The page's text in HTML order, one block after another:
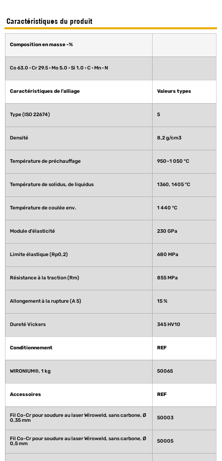
Caractéristiques du produit
Composition en masse -%
Co 63.0 · Cr 29.5 · Mo 5.0 · Si 1.0 · C · Mn · N
Caractéristiques de l'alliage
Type (ISO 22674) 5
Densité 8,2 g/cm3
Température de préchauffage 950–1 050 °C
Température de solidus, de liquidus 1360, 1405 °C
Température de coulée env. 1 440 °C
Module d'élasticité 230 GPa
Limite élastique (Rp0,2) 680 MPa
Résistance à la traction (Rm) 855 MPa
Allongement à la rupture (A 5) 15 %
Dureté Vickers 345 HV10
Conditionnement REF
WIRONIUM®, 1 kg 50065
Accessoires REF
Fil Co-Cr pour soudure au laser Wiroweld, sans carbone, Ø
0,35 mm
50003
Fil Co-Cr pour soudure au laser Wiroweld, sans carbone, Ø
0,5 mm
50005